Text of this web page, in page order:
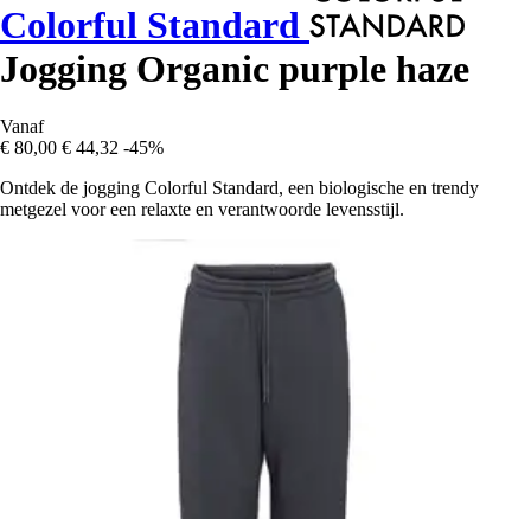
Colorful Standard
Jogging Organic purple haze
Vanaf
€ 80,00 € 44,32 -45%
Ontdek de jogging Colorful Standard, een biologische en trendy
metgezel voor een relaxte en verantwoorde levensstijl.